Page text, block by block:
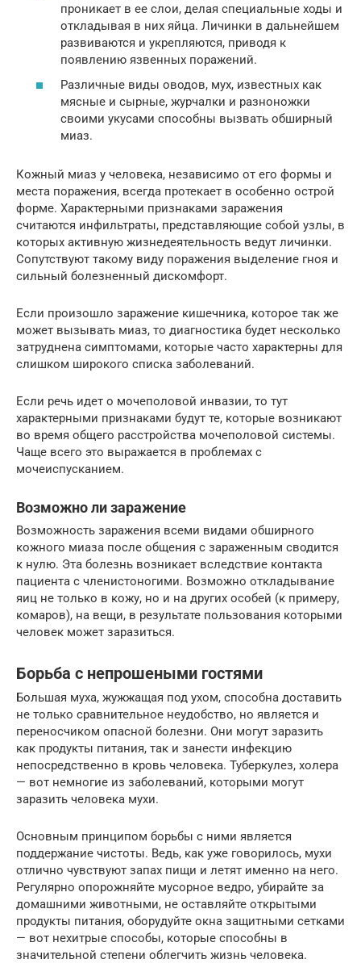
проникает в ее слои, делая специальные ходы и
откладывая в них яйца. Личинки в дальнейшем
развиваются и укрепляются, приводя к
появлению язвенных поражений.
Различные виды оводов, мух, известных как
мясные и сырные, журчалки и разноножки
своими укусами способны вызвать обширный
миаз.
Кожный миаз у человека, независимо от его формы и
места поражения, всегда протекает в особенно острой
форме. Характерными признаками заражения
считаются инфильтраты, представляющие собой узлы, в
которых активную жизнедеятельность ведут личинки.
Сопутствуют такому виду поражения выделение гноя и
сильный болезненный дискомфорт.
Если произошло заражение кишечника, которое так же
может вызывать миаз, то диагностика будет несколько
затруднена симптомами, которые часто характерны для
слишком широкого списка заболеваний.
Если речь идет о мочеполовой инвазии, то тут
характерными признаками будут те, которые возникают
во время общего расстройства мочеполовой системы.
Чаще всего это выражается в проблемах с
мочеиспусканием.
Возможно ли заражение
Возможность заражения всеми видами обширного
кожного миаза после общения с зараженным сводится
к нулю. Эта болезнь возникает вследствие контакта
пациента с членистоногими. Возможно откладывание
яиц не только в кожу, но и на других особей (к примеру,
комаров), на вещи, в результате пользования которыми
человек может заразиться.
Борьба с непрошеными гостями
Большая муха, жужжащая под ухом, способна доставить
не только сравнительное неудобство, но является и
переносчиком опасной болезни. Они могут заразить
как продукты питания, так и занести инфекцию
непосредственно в кровь человека. Туберкулез, холера
— вот немногие из заболеваний, которыми могут
заразить человека мухи.
Основным принципом борьбы с ними является
поддержание чистоты. Ведь, как уже говорилось, мухи
отлично чувствуют запах пищи и летят именно на него.
Регулярно опорожняйте мусорное ведро, убирайте за
домашними животными, не оставляйте открытыми
продукты питания, оборудуйте окна защитными сетками
— вот нехитрые способы, которые способны в
значительной степени облегчить жизнь человека.